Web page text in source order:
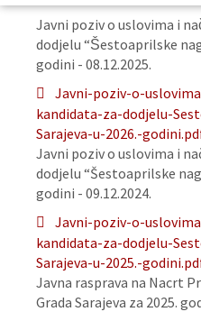
Javni poziv o uslovima i
dodjelu “Šestoaprilske
godini - 08.12.2025.
Javni-poziv-o-
kandidata-za-dodjelu-
Sarajeva-u-2026.-
Javni poziv o uslovima i
dodjelu “Šestoaprilske
godini - 09.12.2024.
Javni-poziv-o-
kandidata-za-dodjelu-
Sarajeva-u-2025.-
Javna rasprava na Nacrt
Grada Sarajeva za 2025.